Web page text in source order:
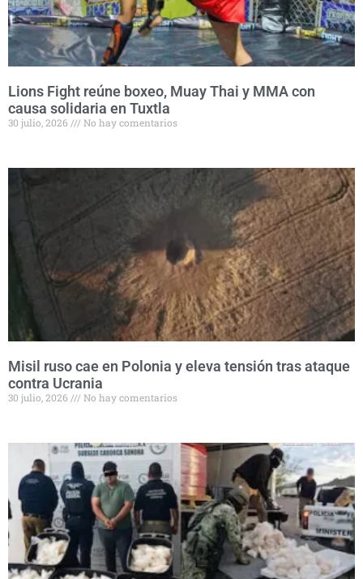
Lions Fight reúne boxeo, Muay Thai y MMA con
causa solidaria en Tuxtla
30 julio, 2026 No hay comentarios
Misil ruso cae en Polonia y eleva tensión tras ataque
contra Ucrania
30 julio, 2026 No hay comentarios